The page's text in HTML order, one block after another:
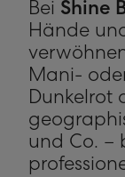
Bei Shine
Hände
Mani-
Dunkelrot
und Co. –